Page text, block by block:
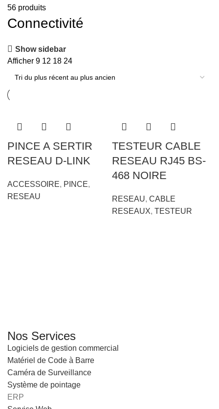
56 produits
Connectivité
Show sidebar
Afficher 9 12 18 24
PINCE A SERTIR
RESEAU D-LINK
ACCESSOIRE, PINCE,
RESEAU
TESTEUR CABLE
RESEAU RJ45 BS-
468 NOIRE
RESEAU, CABLE
RESEAUX, TESTEUR
Nos Services
Logiciels de gestion commercial
Matériel de Code à Barre
Caméra de Surveillance
Système de pointage
ERP